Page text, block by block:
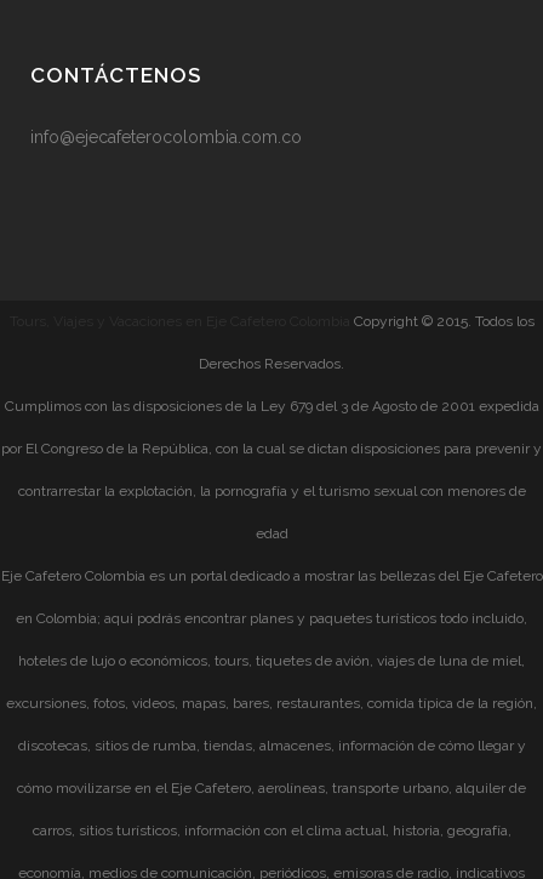
CONTÁCTENOS
info@ejecafeterocolombia.com.co
Copyright © 2015. Todos los
Derechos Reservados.
Cumplimos con las disposiciones de la Ley 679 del 3 de Agosto de 2001 expedida
por El Congreso de la República, con la cual se dictan disposiciones para prevenir y
contrarrestar la explotación, la pornografía y el turismo sexual con menores de
edad
Eje Cafetero Colombia es un portal dedicado a mostrar las bellezas del Eje Cafetero
en Colombia; aqui podrás encontrar planes y paquetes turísticos todo incluido,
hoteles de lujo o económicos, tours, tiquetes de avión, viajes de luna de miel,
excursiones, fotos, videos, mapas, bares, restaurantes, comida típica de la región,
discotecas, sitios de rumba, tiendas, almacenes, información de cómo llegar y
cómo movilizarse en el Eje Cafetero, aerolíneas, transporte urbano, alquiler de
carros, sitios turísticos, información con el clima actual, historia, geografía,
economía, medios de comunicación, periódicos, emisoras de radio, indicativos